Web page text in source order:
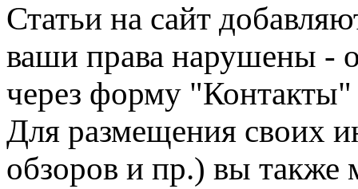
Статьи на сайт
ваши права нарушены -
через форму "Контакты"
Для размещения своих
обзоров и пр.) вы также